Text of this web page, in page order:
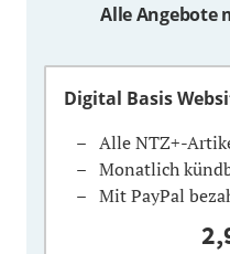
Alle Angebote
Digital Basis
Alle NTZ+-
Monatlich
Mit PayPal